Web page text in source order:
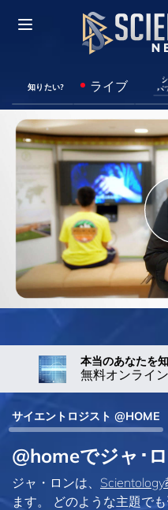
知りたい? ライブ
本当のあなたを
無料オンライ
サイエントロジスト @HOME
@homeでジャ･
ジャ・ロンは、
ます。 どのような主題で